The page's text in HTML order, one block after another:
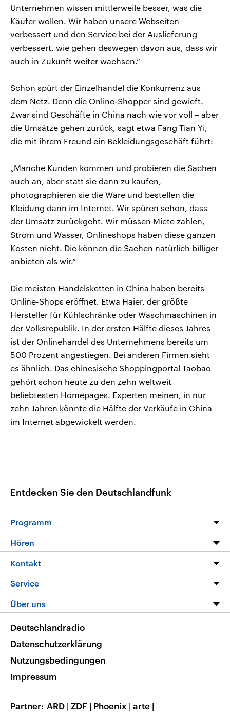
Unternehmen wissen mittlerweile besser, was die
Käufer wollen. Wir haben unsere Webseiten
verbessert und den Service bei der Auslieferung
verbessert, wie gehen deswegen davon aus, dass wir
auch in Zukunft weiter wachsen.“
Schon spürt der Einzelhandel die Konkurrenz aus
dem Netz. Denn die Online-Shopper sind gewieft.
Zwar sind Geschäfte in China nach wie vor voll – aber
die Umsätze gehen zurück, sagt etwa Fang Tian Yi,
die mit ihrem Freund ein Bekleidungsgeschäft führt:
„Manche Kunden kommen und probieren die Sachen
auch an, aber statt sie dann zu kaufen,
photographieren sie die Ware und bestellen die
Kleidung dann im Internet. Wir spüren schon, dass
der Umsatz zurückgeht. Wir müssen Miete zahlen,
Strom und Wasser, Onlineshops haben diese ganzen
Kosten nicht. Die können die Sachen natürlich billiger
anbieten als wir.“
Die meisten Handelsketten in China haben bereits
Online-Shops eröffnet. Etwa Haier, der größte
Hersteller für Kühlschränke oder Waschmaschinen in
der Volksrepublik. In der ersten Hälfte dieses Jahres
ist der Onlinehandel des Unternehmens bereits um
500 Prozent angestiegen. Bei anderen Firmen sieht
es ähnlich. Das chinesische Shoppingportal Taobao
gehört schon heute zu den zehn weltweit
beliebtesten Homepages. Experten meinen, in nur
zehn Jahren könnte die Hälfte der Verkäufe in China
im Internet abgewickelt werden.
Entdecken Sie den Deutschlandfunk
Programm
Die Nachrichten
Nachrichtenleicht
Neue Beiträge auf dlf.de
Hören
Livestream
Podcasts
Deutschlandfunk App
Nachrichten App
Frequenzen
Kontakt
Hörerservice
Service
FAQ
Veranstaltungen
Musikliste
RSS
Über uns
Barrierefreiheit
Deutschlandradio
Datenschutzerklärung
Nutzungsbedingungen
Impressum
Partner ARD | ZDF | Phoenix | arte |